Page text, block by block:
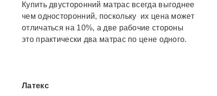
Купить двусторонний матрас всегда выгоднее
чем односторонний, поскольку их цена может
отличаться на 10%, а две рабочие стороны
это практически два матрас по цене одного.
Латекс